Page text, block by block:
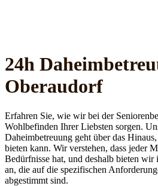
24h
Oberaudorf
Erfahren Sie, wie wir bei der
Wohlbefinden Ihrer Liebsten sorgen.
Daheimbetreuung geht über das
bieten kann. Wir verstehen, dass jeder
Bedürfnisse hat, und deshalb bieten
an, die auf die spezifischen
abgestimmt sind.